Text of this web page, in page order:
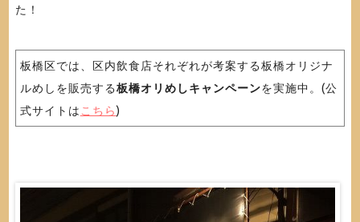
た！
板橋区では、区内飲食店それぞれが考案する板橋オリジナ
ルめしを販売する板橋オリめしキャンペーンを実施中。(公
式サイトは こちら)